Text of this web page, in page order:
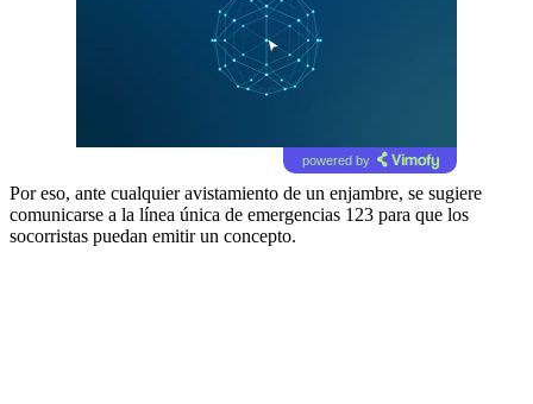
powered by
Por eso, ante cualquier avistamiento de un enjambre, se sugiere
comunicarse a la línea única de emergencias 123 para que los
socorristas puedan emitir un concepto.